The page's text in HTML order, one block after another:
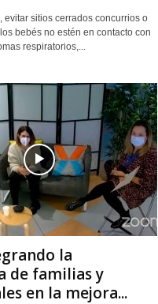
evitar sitios cerrados concurrios o
bebés no estén en contacto con
respiratorios,...
la
de familias y
en la mejora...